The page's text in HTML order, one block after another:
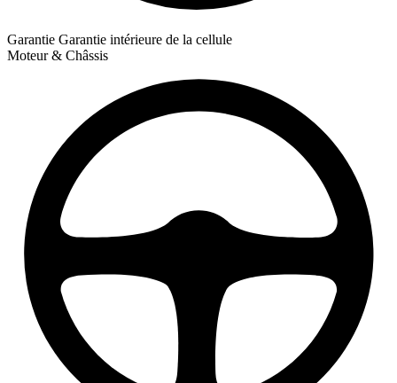
Garantie Garantie intérieure de la cellule
Moteur & Châssis